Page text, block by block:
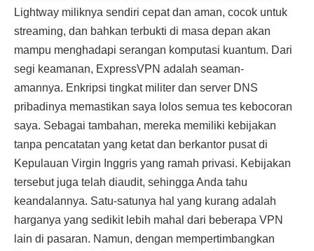
Lightway miliknya sendiri cepat dan aman, cocok untuk
streaming, dan bahkan terbukti di masa depan akan
mampu menghadapi serangan komputasi kuantum. Dari
segi keamanan, ExpressVPN adalah seaman-
amannya. Enkripsi tingkat militer dan server DNS
pribadinya memastikan saya lolos semua tes kebocoran
saya. Sebagai tambahan, mereka memiliki kebijakan
tanpa pencatatan yang ketat dan berkantor pusat di
Kepulauan Virgin Inggris yang ramah privasi. Kebijakan
tersebut juga telah diaudit, sehingga Anda tahu
keandalannya. Satu-satunya hal yang kurang adalah
harganya yang sedikit lebih mahal dari beberapa VPN
lain di pasaran. Namun, dengan mempertimbangkan